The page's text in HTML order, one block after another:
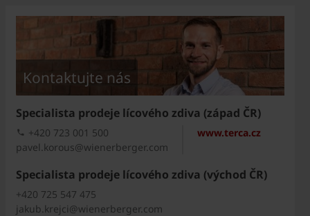
Kontaktujte nás
Specialista prodeje lícového zdiva (západ ČR)
www.terca.cz
+420 723 001 500
pavel.korous@wienerberger.com
Specialista prodeje lícového zdiva (východ ČR)
+420 725 547 475
jakub.krejci@wienerberger.com